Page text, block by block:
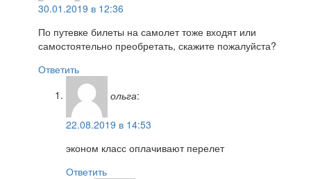
30.01.2019 в 12:36
По путевке билеты на самолет тоже входят или
самостоятельно преобретать, скажите пожалуйста?
Ответить
ольга:
22.08.2019 в 14:53
эконом класс оплачивают перелет
Ответить